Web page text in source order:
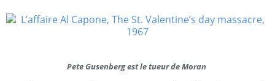
Pete Gusenberg est le tueur de Moran